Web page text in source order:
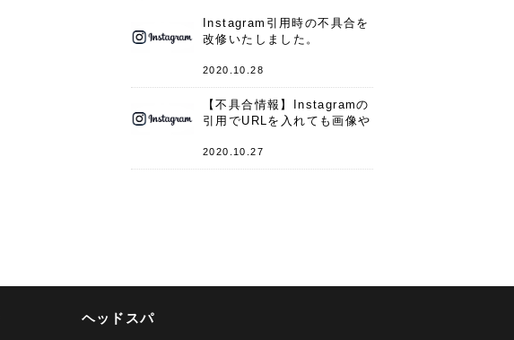
Instagram引用時の不具合を
改修いたしました。
2020.10.28
【不具合情報】Instagramの
引用でURLを入れても画像や
件
2020.10.27
ヘッドスパ